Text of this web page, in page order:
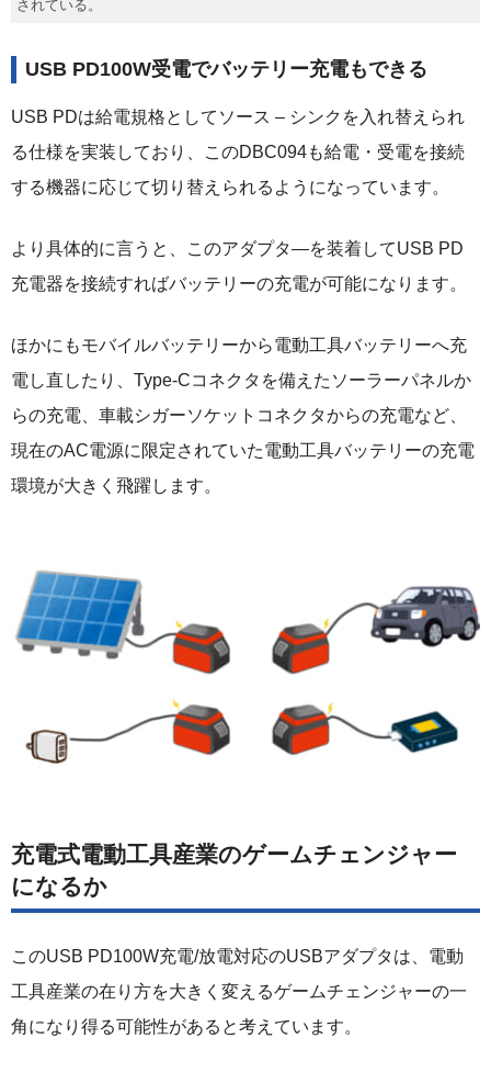
されている。
USB PD100W受電でバッテリー充電もできる
USB PDは給電規格としてソース – シンクを入れ替えられ
る仕様を実装しており、このDBC094も給電・受電を接続
する機器に応じて切り替えられるようになっています。
より具体的に言うと、このアダプタ―を装着してUSB PD
充電器を接続すればバッテリーの充電が可能になります。
ほかにもモバイルバッテリーから電動工具バッテリーへ充
電し直したり、Type-Cコネクタを備えたソーラーパネルか
らの充電、車載シガーソケットコネクタからの充電など、
現在のAC電源に限定されていた電動工具バッテリーの充電
環境が大きく飛躍します。
充電式電動工具産業のゲームチェンジャー
になるか
このUSB PD100W充電/放電対応のUSBアダプタは、電動
工具産業の在り方を大きく変えるゲームチェンジャーの一
角になり得る可能性があると考えています。